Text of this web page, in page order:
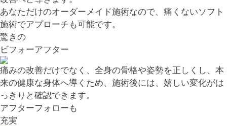
あなただけのオーダーメイド施術なので、痛くないソフト
施術でアプローチも可能です。
驚きの
ビフォーアフター
痛みの改善だけでなく、全身の骨格や姿勢を正しくし、本
来の健康な身体へ導くため、施術後には、嬉しい変化がは
っきりと確認できます。
アフターフォローも
充実